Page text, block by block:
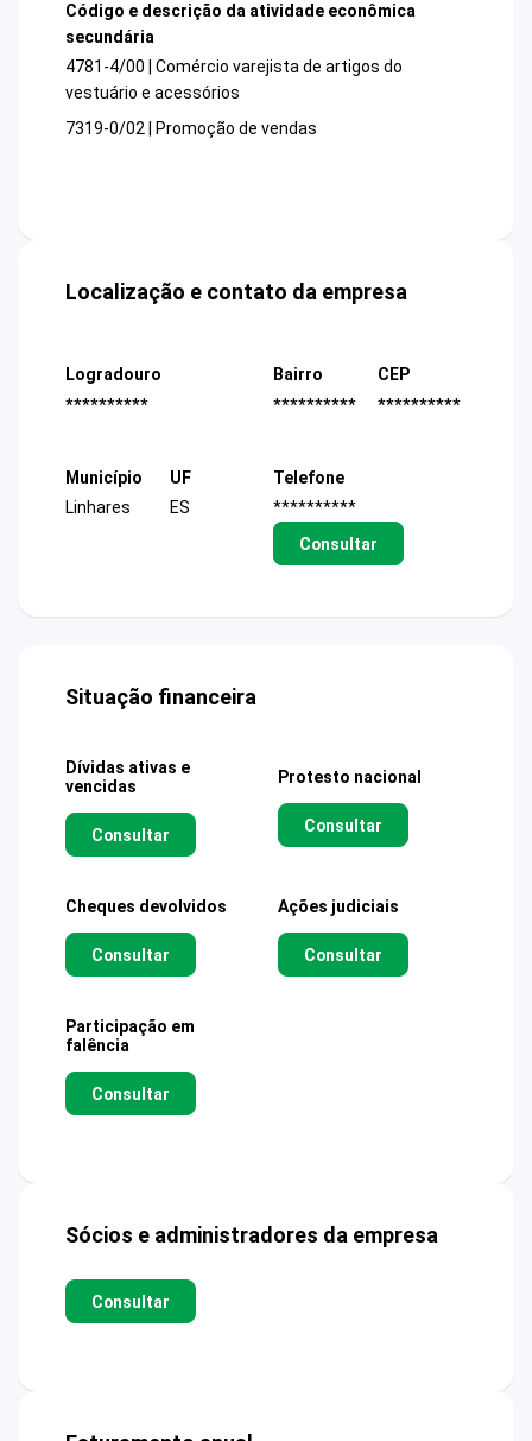
Código e descrição da atividade econômica
secundária
4781-4/00 | Comércio varejista de artigos do
vestuário e acessórios
7319-0/02 | Promoção de vendas
Localização e contato da empresa
Logradouro
**********
Bairro
**********
CEP
**********
Município
Linhares
UF
ES
Telefone
**********
Consultar
Situação financeira
Dívidas ativas e
vencidas
Consultar
Protesto nacional
Consultar
Cheques devolvidos
Consultar
Ações judiciais
Consultar
Participação em
falência
Consultar
Sócios e administradores da empresa
Consultar